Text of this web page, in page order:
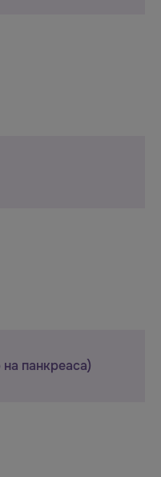
панкреаса)